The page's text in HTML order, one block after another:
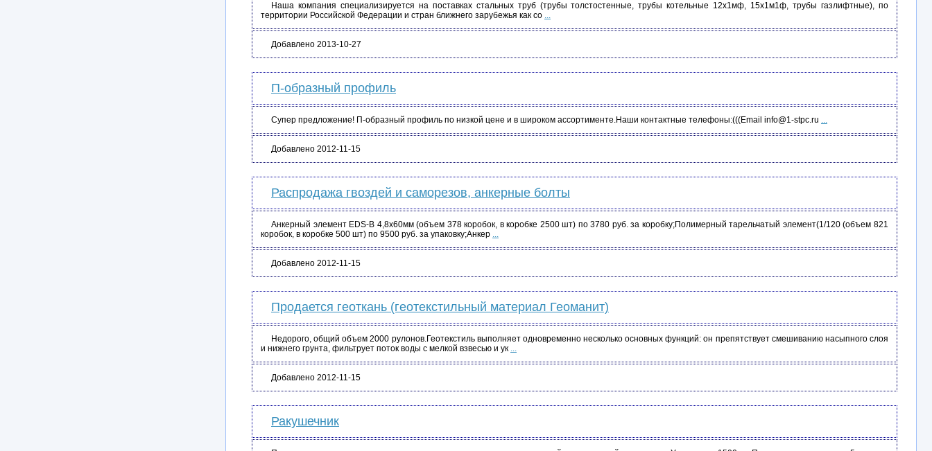
Наша компания специализируется на поставках стальных труб (трубы толстостенные, трубы котельные 12х1мф, 15х1м1ф, трубы газлифтные), по
территории Российской Федерации и стран ближнего зарубежья как со ...
Добавлено 2013-10-27
П-образный профиль
Супер предложение! П-образный профиль по низкой цене и в широком ассортименте.Наши контактные телефоны:(((Email info@1-stpc.ru ...
Добавлено 2012-11-15
Распродажа гвоздей и саморезов, анкерные болты
Анкерный элемент EDS-B 4,8х60мм (объем 378 коробок, в коробке 2500 шт) по 3780 руб. за коробку;Полимерный тарельчатый элемент(1/120 (объем 821
коробок, в коробке 500 шт) по 9500 руб. за упаковку;Анкер ...
Добавлено 2012-11-15
Продается геоткань (геотекстильный материал Геоманит)
Недорого, общий объем 2000 рулонов.Геотекстиль выполняет одновременно несколько основных функций: он препятствует смешиванию насыпного слоя
и нижнего грунта, фильтрует поток воды с мелкой взвесью и ук ...
Добавлено 2012-11-15
Ракушечник